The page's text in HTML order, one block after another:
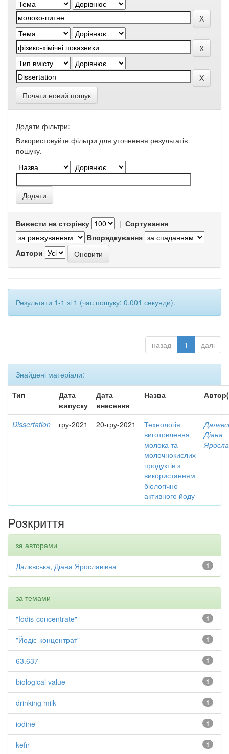
Почати новий пошук
Додати фільтри:
Використовуйте фільтри для уточнення результатів
пошуку.
Вивести на сторінку | Сортування
Впорядкування
Автори
Результати 1-1 зі 1 (час пошуку: 0.001 секунди).
назад 1 далі
Знайдені матеріали:
Тип
Дата
випуску
Дата
внесення
Назва
Dissertation гру-2021 20-гру-2021
Технологія
виготовлення
молока та
молочнокислих
продуктів з
використанням
біологічно
активного йоду
Діана
Розкриття
за авторами
1
Далєвська, Діана Ярославівна
за темами
1
"Iodis-concentrate"
1
"Йодіс-концентрат"
1
63.637
1
biological value
1
drinking milk
1
iodine
1
kefir